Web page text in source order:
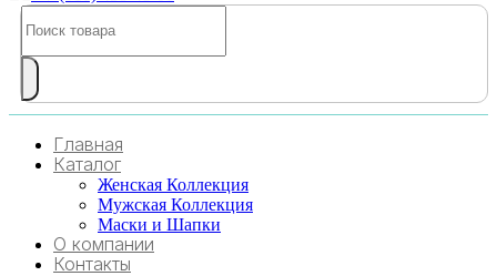
Главная
Каталог
Женская Коллекция
Мужская Коллекция
Маски и Шапки
О компании
Контакты